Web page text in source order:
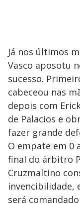
Já nos últimos
Vasco aposotu
sucesso.
cabeceou nas
depois com
de Palacios e
fazer grande
O empate em 0
final do árbitro
Cruzmaltino
invencibilidade,
será